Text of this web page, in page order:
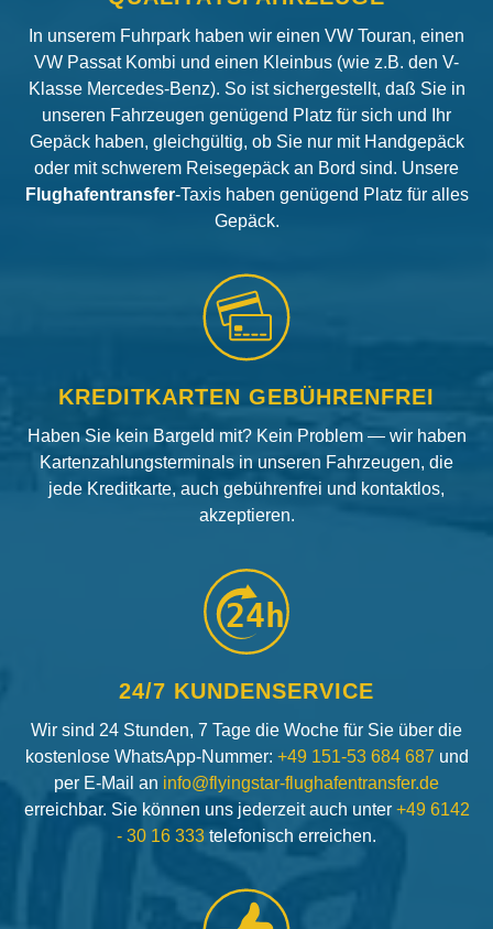
In unserem Fuhrpark haben wir einen VW Touran, einen
VW Passat Kombi und einen Kleinbus (wie z.B. den V-
Klasse Mercedes-Benz). So ist sichergestellt, daß Sie in
unseren Fahrzeugen genügend Platz für sich und Ihr
Gepäck haben, gleichgültig, ob Sie nur mit Handgepäck
oder mit schwerem Reisegepäck an Bord sind. Unsere
Flughafentransfer-Taxis haben genügend Platz für alles
Gepäck.
KREDITKARTEN GEBÜHRENFREI
Haben Sie kein Bargeld mit? Kein Problem — wir haben
Kartenzahlungsterminals in unseren Fahrzeugen, die
jede Kreditkarte, auch gebührenfrei und kontaktlos,
akzeptieren.
24h
24/7 KUNDENSERVICE
Wir sind 24 Stunden, 7 Tage die Woche für Sie über die
kostenlose WhatsApp-Nummer: +49 151-53 684 687 und
per E-Mail an info@flyingstar-flughafentransfer.de
erreichbar. Sie können uns jederzeit auch unter +49 6142
- 30 16 333 telefonisch erreichen.